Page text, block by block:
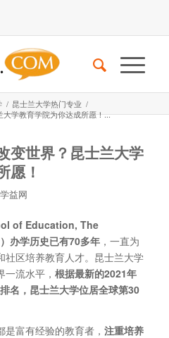
/ 昆士兰大学热门专业 /
学教育学院为你达成所愿！...
变世界？昆士兰大学
愿！
益网
of Education, The
办学历史已有70多年，一直为
社区培养教育人才。昆士兰大学
流水平， 根据最新的2021年
名，昆士兰大学位居全球第30
富有经验的教育者， 注重培养